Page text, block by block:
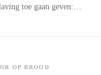
toe gaan geven:…
OP BROOD